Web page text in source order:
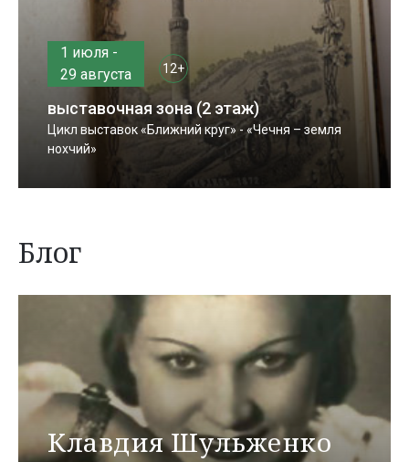
1 июля -
29 августа
12+
выставочная зона (2 этаж)
Цикл выставок «Ближний круг» - «Чечня – земля
нохчий»
Блог
Клавдия Шульженко